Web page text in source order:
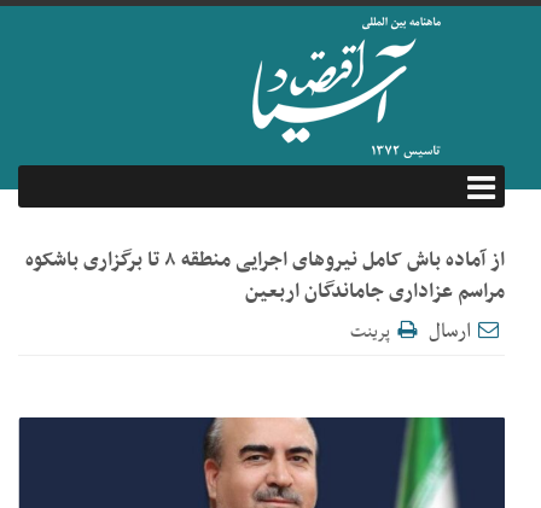
از آماده باش کامل نیروهای اجرایی منطقه ۸ تا برگزاری باشکوه
مراسم عزاداری جاماندگان اربعین
ارسال
پرینت